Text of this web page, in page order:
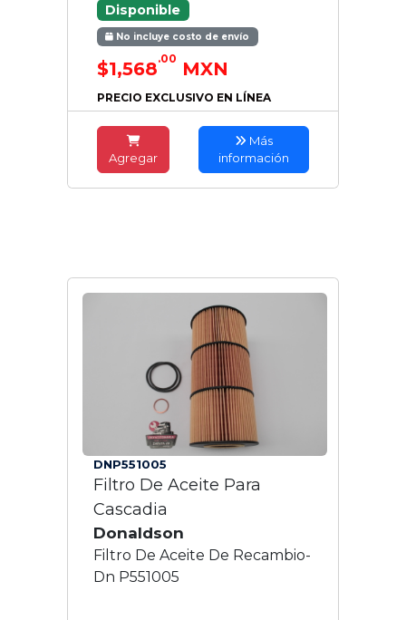
Disponible
No incluye costo de envío
$1,568.00 MXN
PRECIO EXCLUSIVO EN LÍNEA
Agregar
Más
información
DNP551005
Filtro De Aceite Para
Cascadia
Donaldson
Filtro De Aceite De Recambio-
Dn P551005